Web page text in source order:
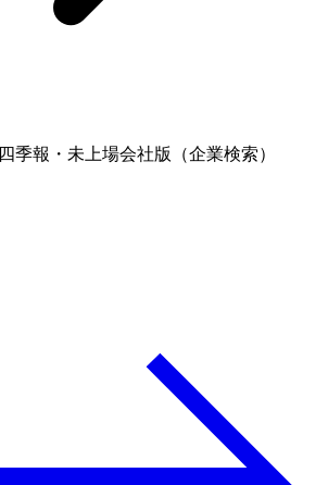
季報・未上場会社版（企業検索）